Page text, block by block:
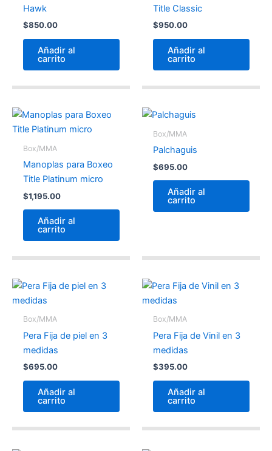
Hawk
$850.00
Añadir al
carrito
Title Classic
$950.00
Añadir al
carrito
Box/MMA
Manoplas para Boxeo
Title Platinum micro
$1,195.00
Añadir al
carrito
Box/MMA
Palchaguis
$695.00
Añadir al
carrito
Box/MMA
Pera Fija de piel en 3
medidas
$695.00
Añadir al
carrito
Box/MMA
Pera Fija de Vinil en 3
medidas
$395.00
Añadir al
carrito